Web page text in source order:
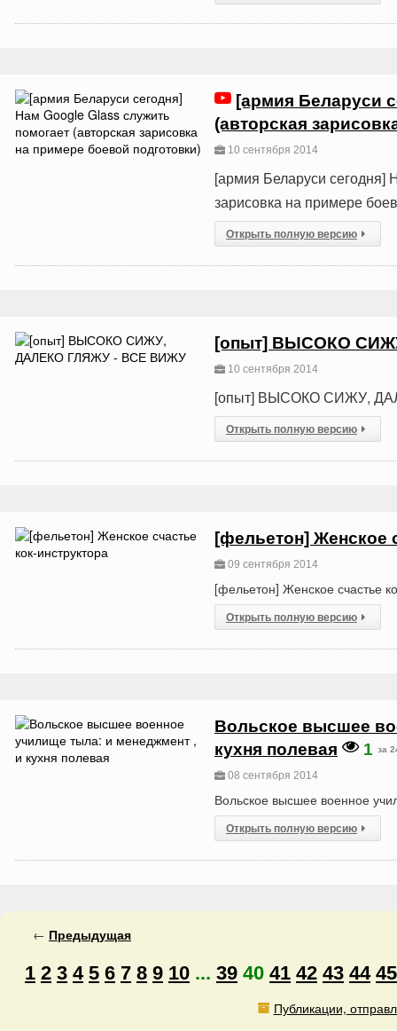
[армия Беларуси
(авторская
10 сентября 2014
[армия Беларуси сегодня]
зарисовка на примере
Открыть полную версию
[опыт] ВЫСОКО
10 сентября 2014
[опыт] ВЫСОКО СИЖУ,
Открыть полную версию
[фельетон] Женское
09 сентября 2014
[фельетон] Женское счастье
Открыть полную версию
Вольское высшее
кухня полевая
1 за
08 сентября 2014
Вольское высшее военное
Открыть полную версию
← Предыдущая
1 2 3 4 5 6 7 8 9 10 ... 39 40 41 42 43 44 45
Публикации,